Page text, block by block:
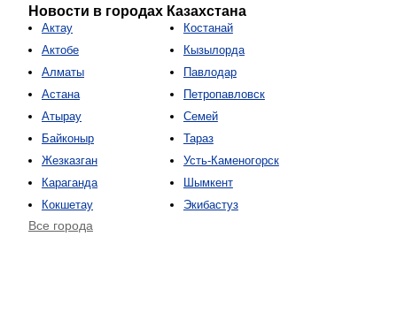
Новости в городах Казахстана
Актау
Актобе
Алматы
Астана
Атырау
Байконыр
Жезказган
Караганда
Кокшетау
Костанай
Кызылорда
Павлодар
Петропавловск
Семей
Тараз
Усть-Каменогорск
Шымкент
Экибастуз
Все города